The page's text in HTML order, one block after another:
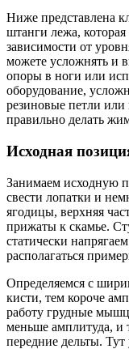
Ниже представлена
штанги лежа,
зависимости от
можете усложнять и
опоры в ноги или
оборудование,
резиновые петли или
правильно делать
Исходная
Занимаем исходную
свести лопатки и
ягодицы, верхняя
прижаты к скамье.
статически
располагаться
Определяемся с
кисти, тем короче
работу грудные
меньше амплитуда, и
передние дельты.